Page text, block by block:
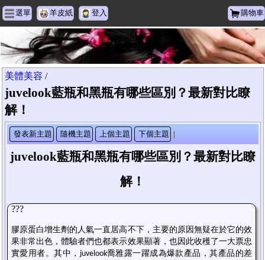
選單 羊皮紙 登入 購物車
黑族美容時尚
美體美容 /
juvelook藍瓶和黑瓶有哪些區別？最新對比瞭
解！
發表新主題 隨機主題 上個主題 下個主題 |
juvelook藍瓶和黑瓶有哪些區別？最新對比瞭
解！
???
膠原蛋白增生劑的人氣一直居高不下，主要的原因無疑在於它的效
果非常出色，體驗者們也都表示效果顯著，也因此收穫了一大票忠
實愛用者。其中， juvelook喬雅露一躍成為爆款產品，其產品的差